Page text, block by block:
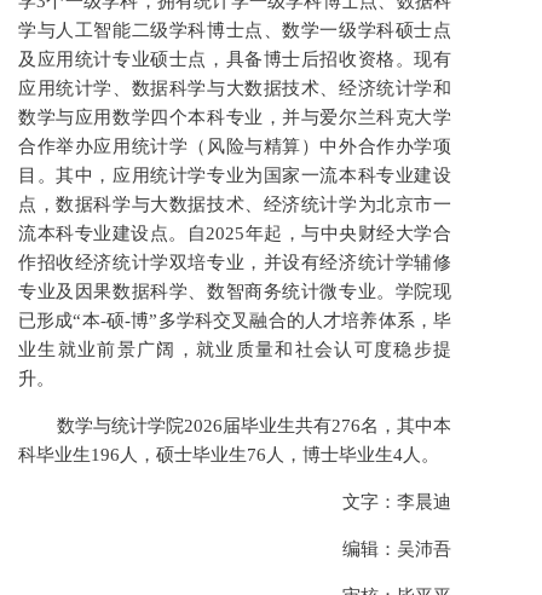
学与人工智能二级学科博士点、数学一级学科硕士点
及应用统计专业硕士点，具备博士后招收资格。现有
应用统计学、数据科学与大数据技术、经济统计学和
数学与应用数学四个本科专业，并与爱尔兰科克大学
合作举办应用统计学（风险与精算）中外合作办学项
目。其中，应用统计学专业为国家一流本科专业建设
点，数据科学与大数据技术、经济统计学为北京市一
流本科专业建设点。自2025年起，与中央财经大学合
作招收经济统计学双培专业，并设有经济统计学辅修
专业及因果数据科学、数智商务统计微专业。学院现
已形成“本-硕-博”多学科交叉融合的人才培养体系，毕
业生就业前景广阔，就业质量和社会认可度稳步提
升。
数学与统计学院2026届毕业生共有276名，其中本
科毕业生196人，硕士毕业生76人，博士毕业生4人。
文字：李晨迪
编辑：吴沛吾